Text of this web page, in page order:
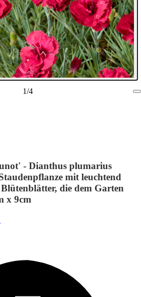
1/4
- Dianthus plumarius
mit leuchtend
die dem Garten
x 9cm